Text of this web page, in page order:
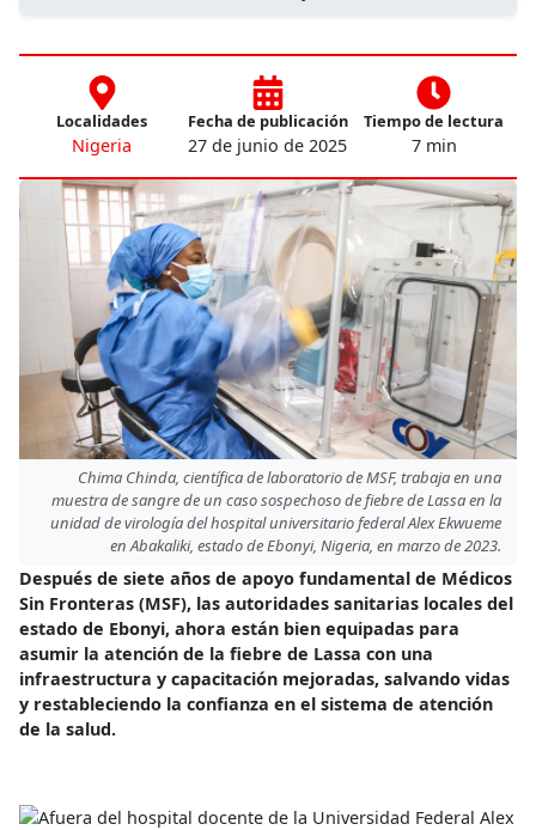
Localidades
Nigeria
Fecha de publicación
27 de junio de 2025
Tiempo de lectura
7 min
Chima Chinda, científica de laboratorio de MSF, trabaja en una
muestra de sangre de un caso sospechoso de fiebre de Lassa en la
unidad de virología del hospital universitario federal Alex Ekwueme
en Abakaliki, estado de Ebonyi, Nigeria, en marzo de 2023.
Después de siete años de apoyo fundamental de Médicos
Sin Fronteras (MSF), las autoridades sanitarias locales del
estado de Ebonyi, ahora están bien equipadas para
asumir la atención de la fiebre de Lassa con una
infraestructura y capacitación mejoradas, salvando vidas
y restableciendo la confianza en el sistema de atención
de la salud.